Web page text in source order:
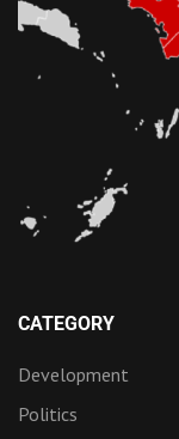
CATEGORY
Development
Politics